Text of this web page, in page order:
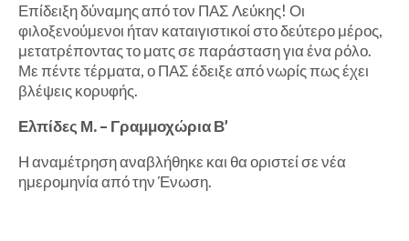
Επίδειξη δύναμης από τον ΠΑΣ Λεύκης! Οι
φιλοξενούμενοι ήταν καταιγιστικοί στο δεύτερο μέρος,
μετατρέποντας το ματς σε παράσταση για ένα ρόλο.
Με πέντε τέρματα, ο ΠΑΣ έδειξε από νωρίς πως έχει
βλέψεις κορυφής.
Ελπίδες Μ. – Γραμμοχώρια Β’
Η αναμέτρηση αναβλήθηκε και θα οριστεί σε νέα
ημερομηνία από την Ένωση.